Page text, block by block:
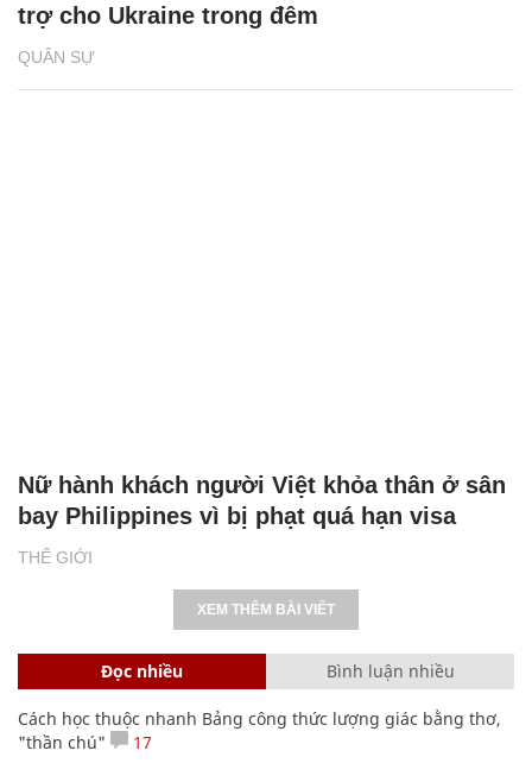
QUÂN SỰ
trợ cho Ukraine trong đêm
THẾ GIỚI
Nữ hành khách người Việt khỏa thân ở sân
bay Philippines vì bị phạt quá hạn visa
XEM THÊM BÀI VIẾT
Đọc nhiều Bình luận nhiều
Cách học thuộc nhanh Bảng công thức lượng giác bằng thơ,
"thần chú"
17